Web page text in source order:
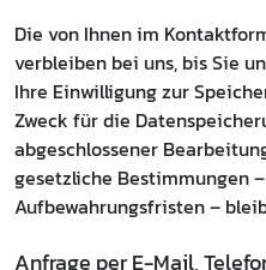
Die von Ihnen im
verbleiben bei uns, bis Sie
Ihre Einwilligung zur
Zweck für die
abgeschlossener
gesetzliche Bestimmungen
Aufbewahrungsfristen –
Anfrage per E-Mail,